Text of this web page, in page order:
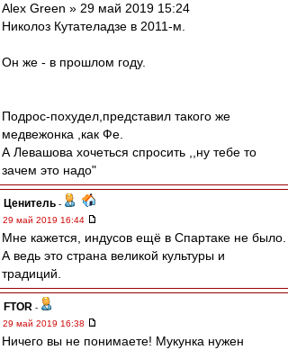
Alex Green » 29 май 2019 15:24
Николоз Кутателадзе в 2011-м.
Он же - в прошлом году.
Подрос-похудел,представил такого же
медвежонка ,как Фе.
А Левашова хочеться спросить ,,ну тебе то
зачем это надо"
Ценитель -
29 май 2019 16:44
Мне кажется, индусов ещё в Спартаке не было.
А ведь это страна великой культуры и
традиций.
FTOR -
29 май 2019 16:38
Ничего вы не понимаете! Мукунка нужен